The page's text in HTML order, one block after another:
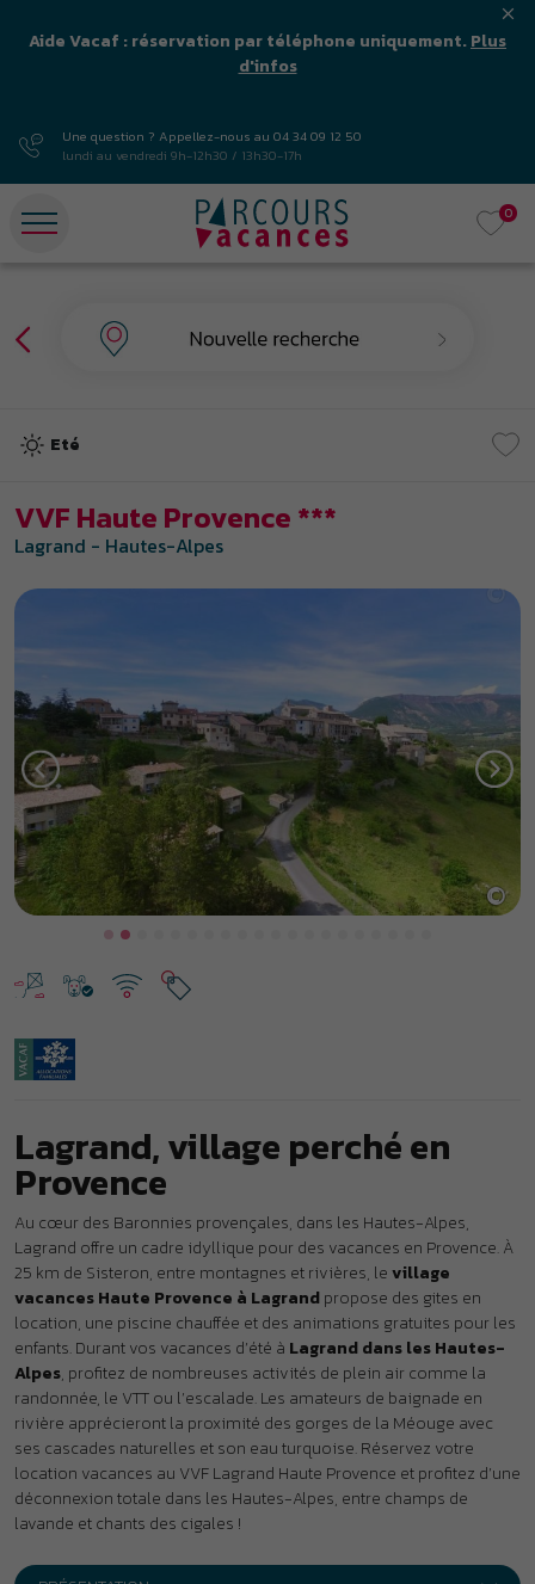
Aide Vacaf : réservation par téléphone uniquement.Plus
d'infos
Une question ? Appellez-nous au 04 34 09 12 50
lundi au vendredi 9h-12h30 / 13h30-17h
0
Eté
VVF Haute Provence ***
Lagrand - Hautes-Alpes
©
Lagrand, village perché en
Provence
Au cœur des Baronnies provençales, dans les Hautes-Alpes,
Lagrand offre un cadre idyllique pour des vacances en Provence. À
25 km de Sisteron, entre montagnes et rivières, le
vacances Haute Provence à Lagrand
enfants. Durant vos vacances d’été à
Alpes, profitez de nombreuses activités de plein air comme la
ses cascades naturelles et son eau turquoise. Réservez votre
location vacances au VVF Lagrand Haute Provence et profitez d’une
déconnexion totale dans les Hautes-Alpes, entre champs de
lavande et chants des cigales !
PRÉSENTATION
À 2 km du village perché de Lagrand,
le village vacances Haute
Provence *** propose des gites spacieux dans un cadre provençal
calme et bucolique. Environnement idéal pour les sports de pleine
nature : randonnée, escalade, baignade en rivière, VTT, etc.
Premiers commerces à 1 km. Supermarché à 7 km.
Votre location vacances à
Lagrand
Les gites côté Village